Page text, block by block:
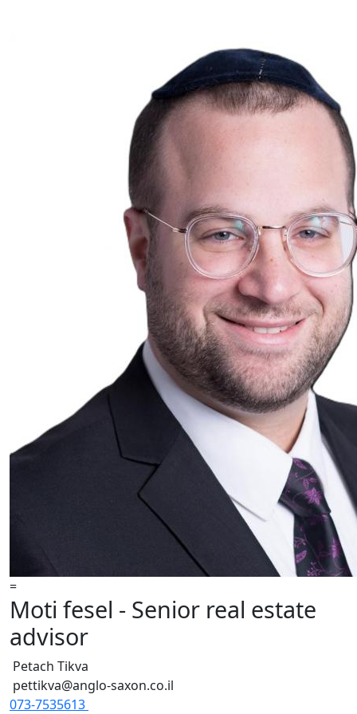
=
Moti fesel - Senior real estate
advisor
Petach Tikva
pettikva@anglo-saxon.co.il
073-7535613